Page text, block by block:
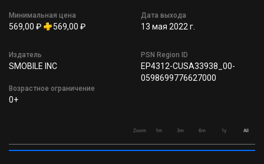
Минимальная цена
569,00 ₽ 569,00 ₽
Дата выхода
13 мая 2022 г.
Издатель
SMOBILE INC
Возрастное ограничение
0+
PSN Region ID
EP4312-CUSA33938_00-
0598699776627000
Zoom 1m 3m 6m 1y All